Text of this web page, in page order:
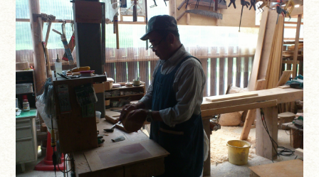
遊ぶ
作る
食べる
買う